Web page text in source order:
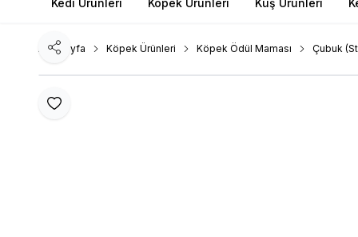
Kedi Ürünleri Köpek Ürünleri Kuş Ürünleri
Ana Sayfa Köpek Ürünleri Köpek Ödül Maması Çubuk
Favoriye Ekle
Paylaş